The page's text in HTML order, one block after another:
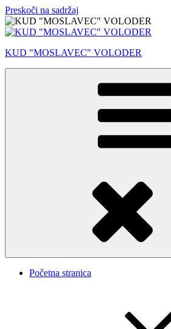
Preskoči na sadržaj
KUD "MOSLAVEC" VOLODER
Početna stranica